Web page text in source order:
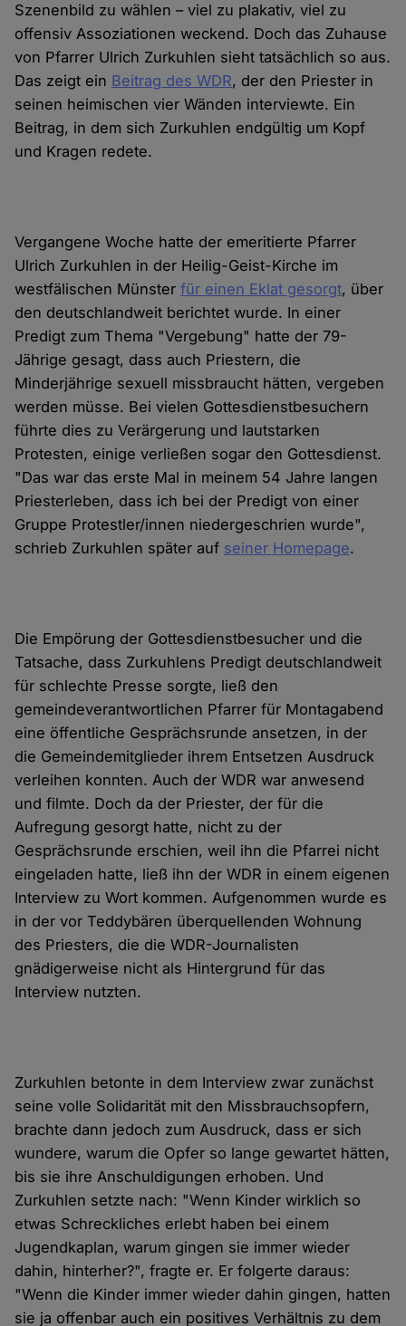
Szenenbild zu wählen – viel zu plakativ, viel zu
offensiv Assoziationen weckend. Doch das Zuhause
von Pfarrer Ulrich Zurkuhlen sieht tatsächlich so aus.
Das zeigt ein Beitrag des WDR, der den Priester in
seinen heimischen vier Wänden interviewte. Ein
Beitrag, in dem sich Zurkuhlen endgültig um Kopf
und Kragen redete.
Vergangene Woche hatte der emeritierte Pfarrer
Ulrich Zurkuhlen in der Heilig-Geist-Kirche im
westfälischen Münsterfür einen Eklat gesorgt, über
den deutschlandweit berichtet wurde. In einer
Predigt zum Thema "Vergebung" hatte der 79-
Jährige gesagt, dass auch Priestern, die
Minderjährige sexuell missbraucht hätten, vergeben
werden müsse. Bei vielen Gottesdienstbesuchern
führte dies zu Verärgerung und lautstarken
Protesten, einige verließen sogar den Gottesdienst.
"Das war das erste Mal in meinem 54 Jahre langen
Priesterleben, dass ich bei der Predigt von einer
Gruppe Protestler/innen niedergeschrien wurde",
schrieb Zurkuhlen später auf seiner Homepage.
Die Empörung der Gottesdienstbesucher und die
Tatsache, dass Zurkuhlens Predigt deutschlandweit
für schlechte Presse sorgte, ließ den
gemeindeverantwortlichen Pfarrer für Montagabend
eine öffentliche Gesprächsrunde ansetzen, in der
die Gemeindemitglieder ihrem Entsetzen Ausdruck
verleihen konnten. Auch der WDR war anwesend
und filmte. Doch da der Priester, der für die
Aufregung gesorgt hatte, nicht zu der
Gesprächsrunde erschien, weil ihn die Pfarrei nicht
eingeladen hatte, ließ ihn der WDR in einem eigenen
Interview zu Wort kommen. Aufgenommen wurde es
in der vor Teddybären überquellenden Wohnung
des Priesters, die die WDR-Journalisten
gnädigerweise nicht als Hintergrund für das
Interview nutzten.
Zurkuhlen betonte in dem Interview zwar zunächst
seine volle Solidarität mit den Missbrauchsopfern,
brachte dann jedoch zum Ausdruck, dass er sich
wundere, warum die Opfer so lange gewartet hätten,
bis sie ihre Anschuldigungen erhoben. Und
Zurkuhlen setzte nach: "Wenn Kinder wirklich so
etwas Schreckliches erlebt haben bei einem
Jugendkaplan, warum gingen sie immer wieder
dahin, hinterher?", fragte er. Er folgerte daraus:
"Wenn die Kinder immer wieder dahin gingen, hatten
sie ja offenbar auch ein positives Verhältnis zu dem